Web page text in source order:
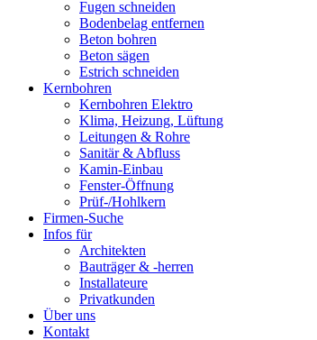
Fugen schneiden
Bodenbelag entfernen
Beton bohren
Beton sägen
Estrich schneiden
Kernbohren
Kernbohren Elektro
Klima, Heizung, Lüftung
Leitungen & Rohre
Sanitär & Abfluss
Kamin-Einbau
Fenster-Öffnung
Prüf-/Hohlkern
Firmen-Suche
Infos für
Architekten
Bauträger & -herren
Installateure
Privatkunden
Über uns
Kontakt